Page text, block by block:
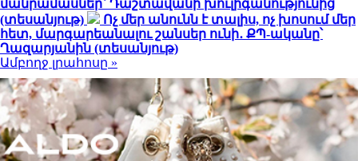
մանրամասներ` Դաշտավանի խուլիգանությունից
(տեսանյութ)
Ոչ մեր անունն է տալիս, ոչ խոսում մեր
հետ, մարգարեանալու շանսեր ունի․ ՔՊ-ականը՝
Ղազարյանին (տեսանյութ)
Ամբողջ լրահոսը »